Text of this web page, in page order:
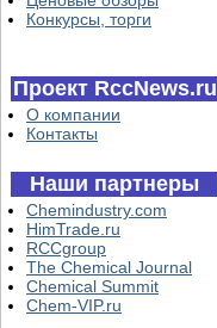
Конкурсы, торги
Проект RccNews.ru
О компании
Контакты
Наши партнеры
Chemindustry.com
HimTrade.ru
RCCgroup
The Chemical Journal
Chemical Summit
Chem-VIP.ru